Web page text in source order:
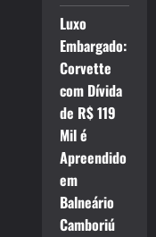
Luxo
Embargado:
Corvette
com Dívida
de R$ 119
Mil é
Apreendido
em
Balneário
Camboriú